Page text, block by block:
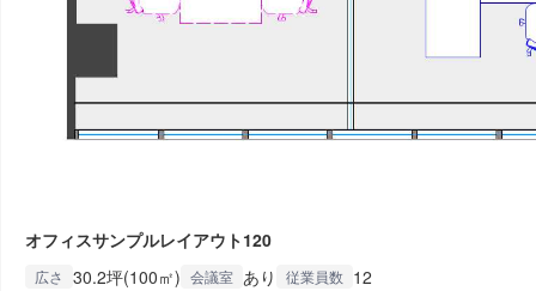
オフィスサンプルレイアウト120
広さ 30.2坪(100㎡) 会議室 あり 従業員数 12